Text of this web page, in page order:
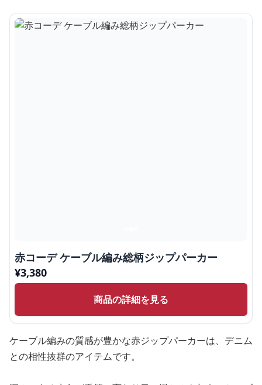
赤コーデ ケーブル編み総柄ジップパーカー
¥3,380
商品の詳細を見る
ケーブル編みの質感が豊かな赤ジップパーカーは、デニム
との相性抜群のアイテムです。